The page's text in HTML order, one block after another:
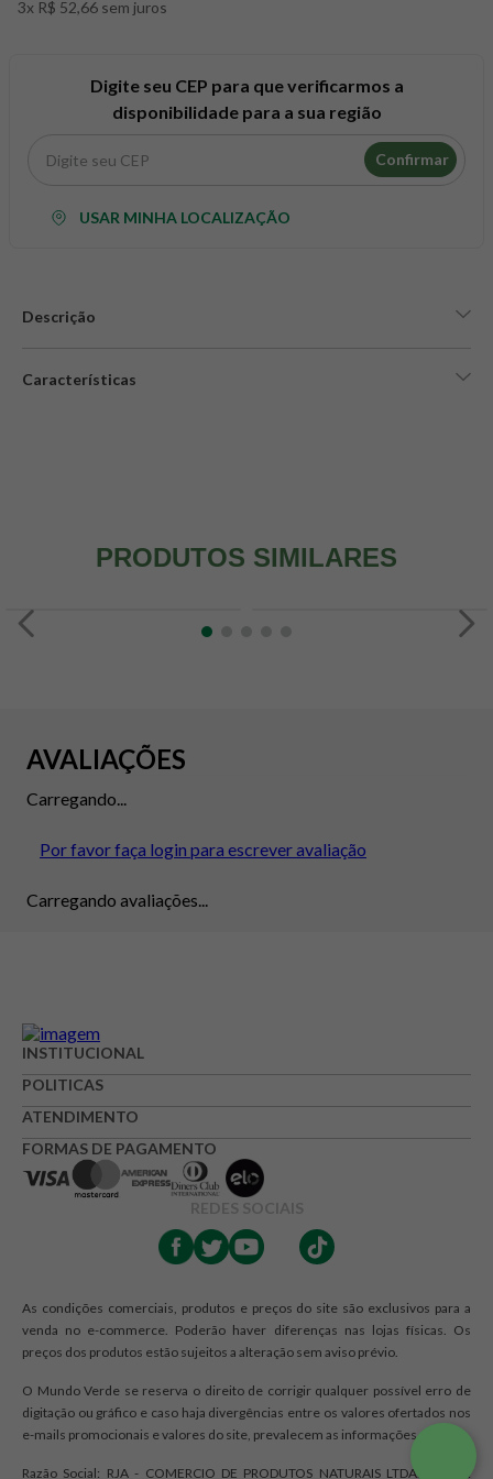
3x R$ 52,66 sem juros
Digite seu CEP para que verificarmos a
disponibilidade para a sua região
Confirmar
USAR MINHA LOCALIZAÇÃO
Descrição
Características
PRODUTOS SIMILARES
AVALIAÇÕES
Carregando...
Por favor faça login para escrever avaliação
Carregando avaliações...
INSTITUCIONAL
POLITICAS
ATENDIMENTO
FORMAS DE PAGAMENTO
REDES SOCIAIS
As condições comerciais, produtos e preços do site são exclusivos para a
venda no e-commerce. Poderão haver diferenças nas lojas físicas. Os
preços dos produtos estão sujeitos a alteração sem aviso prévio.
O Mundo Verde se reserva o direito de corrigir qualquer possível erro de
digitação ou gráfico e caso haja divergências entre os valores ofertados nos
e-mails promocionais e valores do site, prevalecem as informações do site.
Razão Social: RJA - COMERCIO DE PRODUTOS NATURAIS LTDA. | CNPJ:
8º snack proteico mundo verde
creatina mundo verde